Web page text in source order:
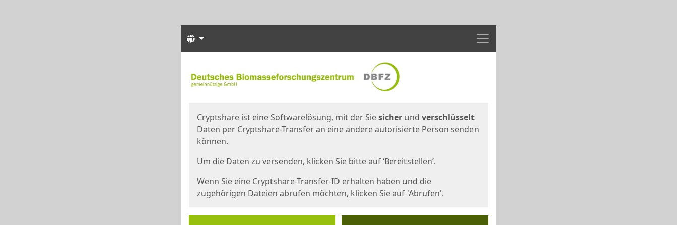
Menü
Sprachen
Cryptshare ist eine Softwarelösung, mit der Siesicher und verschlüsselt
Daten per Cryptshare-Transfer an eine andere autorisierte Person senden
können.
Um die Daten zu versenden, klicken Sie bitte auf ‘Bereitstellen’.
Wenn Sie eine Cryptshare-Transfer-ID erhalten haben und die
zugehörigen Dateien abrufen möchten, klicken Sie auf 'Abrufen'.